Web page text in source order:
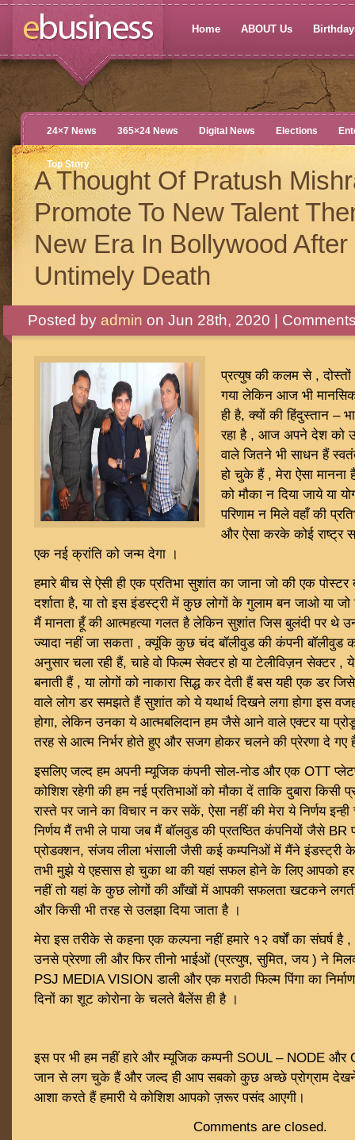
Home ABOUT Us
24×7 News 365×24 News Digital News Elections
Top Story
A Thought Of Pratush
Promote To New Talent
New Era In Bollywood
Untimely Death
Posted by admin on Jun 28th, 2020 |
प्रत्युष की कलम से ,
गया लेकिन आज भी
ही है, क्यों की हिंदुस्तान –
रहा है , आज अपने देश को
वाले जितने भी साधन हैं
हो चुके हैं , मेरा ऐसा
को मौका न दिया जाये या
परिणाम न मिले वहाँ की
और ऐसा करके कोई राष्ट्र
एक नई क्रांति को जन्म देगा ।
हमारे बीच से ऐसी ही एक प्रतिभा सुशांत का जाना जो की एक पोस्टर
दर्शाता है, या तो इस इंडस्ट्री में कुछ लोगों के गुलाम बन जाओ या
मैं मानता हूँ की आत्महत्या गलत है लेकिन सुशांत जिस बुलंदी पर थे
ज्यादा नहीं जा सकता , क्यूंकि कुछ चंद बॉलीवुड की कंपनी
अनुसार चला रही हैं, चाहे वो फिल्म सेक्टर हो या टेलीविज़न सेक्टर , ये
बनाती हैं , या लोगों को नाकारा सिद्ध कर देती हैं बस यही एक डर
वाले लोग डर समझते हैं सुशांत को ये यथार्थ दिखने लगा होगा इस
होगा, लेकिन उनका ये आत्मबलिदान हम जैसे आने वाले एक्टर या
तरह से आत्म निर्भर होते हुए और सजग होकर चलने की प्रेरणा दे गए
इसलिए जल्द हम अपनी म्यूजिक कंपनी सोल-नोड और एक OTT
कोशिश रहेगी की हम नई प्रतिभाओं को मौका दें ताकि दुबारा किसी
रास्ते पर जाने का विचार न कर सकें, ऐसा नहीं की मेरा ये निर्णय इन्ही
निर्णय मैं तभी ले पाया जब मैं बॉलवुड की प्रतष्ठित कंपनियों जैसे BR
प्रोडक्शन, संजय लीला भंसाली जैसी कई कम्पनिओं में मैंने इंडस्ट्री
तभी मुझे ये एहसास हो चुका था की यहां सफल होने के लिए आपको
नहीं तो यहां के कुछ लोगों की आँखों में आपकी सफलता खटकने
और किसी भी तरह से उलझा दिया जाता है ।
मेरा इस तरीके से कहना एक कल्पना नहीं हमारे १२ वर्षों का संघर्ष है
उनसे प्रेरणा ली और फिर तीनो भाईओं (प्रत्युष, सुमित, जय ) ने
PSJ MEDIA VISION डाली और एक मराठी फिल्म पिंगा का
दिनों का शूट कोरोना के चलते बैलेंस ही है ।
इस पर भी हम नहीं हारे और म्यूजिक कम्पनी SOUL – NODE और
जान से लग चुके हैं और जल्द ही आप सबको कुछ अच्छे प्रोग्राम
आशा करते हैं हमारी ये कोशिश आपको ज़रूर पसंद आएगी।
Comments are closed.